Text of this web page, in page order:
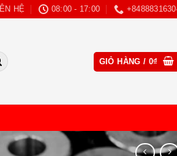
HỆ 08:00 - 17:00
GIỎ HÀNG / 0₫
THIS